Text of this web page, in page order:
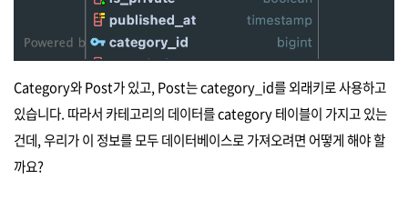
Category와 Post가 있고, Post는 category_id를 외래키로 사용하고
있습니다. 따라서 카테고리의 데이터를 category 테이블이 가지고 있는
건데, 우리가 이 정보를 모두 데이터베이스로 가져오려면 어떻게 해야 할
까요?